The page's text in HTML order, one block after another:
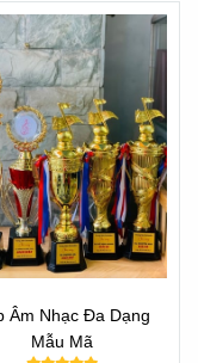
Âm Nhạc Đa Dạng
Mẫu Mã